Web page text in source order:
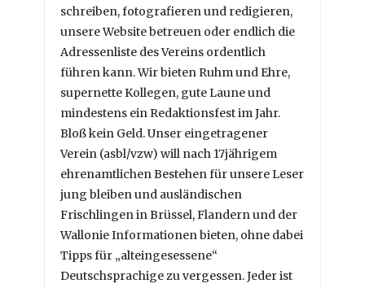
schreiben, fotografieren und redigieren,
unsere Website betreuen oder endlich die
Adressenliste des Vereins ordentlich
führen kann. Wir bieten Ruhm und Ehre,
supernette Kollegen, gute Laune und
mindestens ein Redaktionsfest im Jahr.
Bloß kein Geld. Unser eingetragener
Verein (asbl/vzw) will nach 17jährigem
ehrenamtlichen Bestehen für unsere Leser
jung bleiben und ausländischen
Frischlingen in Brüssel, Flandern und der
Wallonie Informationen bieten, ohne dabei
Tipps für „alteingesessene“
Deutschsprachige zu vergessen. Jeder ist